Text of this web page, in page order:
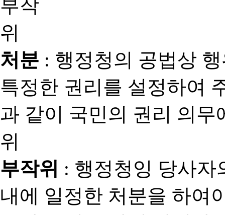
처분 : 행정청의 공법상
특정한 권리를 설정하여
과 같이 국민의 권리 의
위
부작위 : 행정청잉 당사자
내에 일정한 처분을 하여